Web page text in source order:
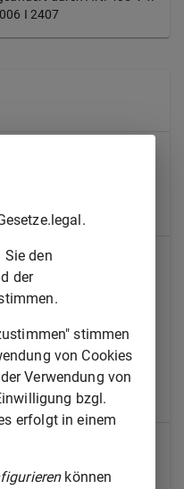
I 2407
Sie den
der
stimmen
von Cookies
Verwendung von
bzgl.
erfolgt in einem
können